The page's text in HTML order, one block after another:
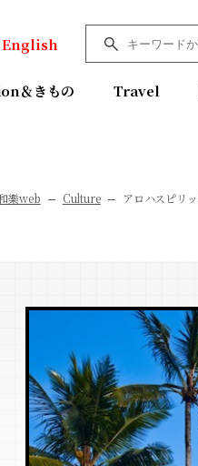
＆きもの Travel
樂web Culture アロハスピリ